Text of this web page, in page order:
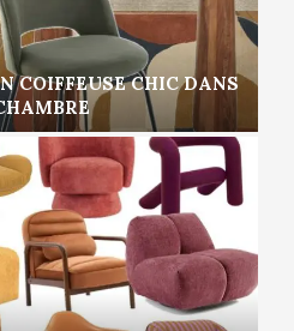
COIFFEUSE CHIC DANS